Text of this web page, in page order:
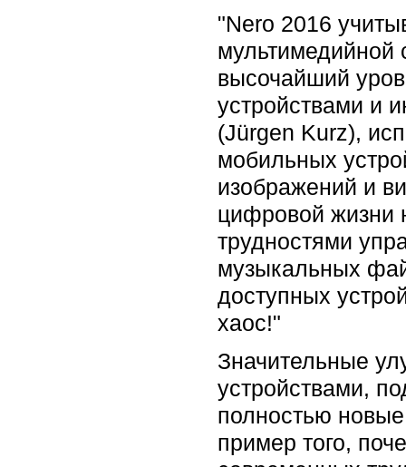
"Nero 2016
мультимедийной
высочайший
устройствами и
(Jürgen Kurz),
мобильных
изображений и
цифровой жизни
трудностями
музыкальных
доступных
хаос!"
Значительные
устройствами,
полностью
пример того,